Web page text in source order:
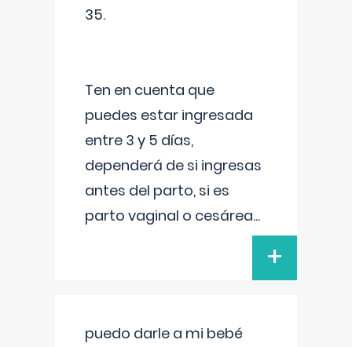
35.
Ten en cuenta que
puedes estar ingresada
entre 3 y 5 días,
dependerá de si ingresas
antes del parto, si es
parto vaginal o cesárea...
+
puedo darle a mi bebé